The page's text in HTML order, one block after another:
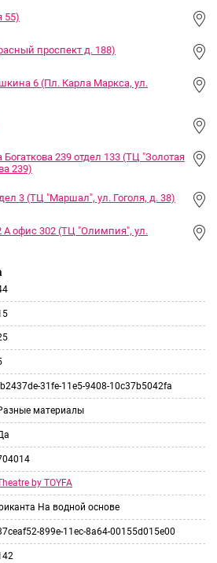
55)
проспект д. 188)
6 (Пл. Карла Маркса, ул.
239 отдел 133 (ТЦ "Золотая
239)
3 (ТЦ "Маршал", ул. Гоголя, д. 38)
офис 302 (ТЦ "Олимпия", ул.
31fe-11e5-9408-10c37b5042fa
материалы
by TOYFA
На водной основе
899e-11ec-8a64-00155d015e00